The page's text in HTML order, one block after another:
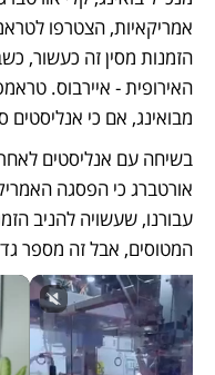
מבואינג, אם כי אנליסטים
המטוסים, אבל זה מספר